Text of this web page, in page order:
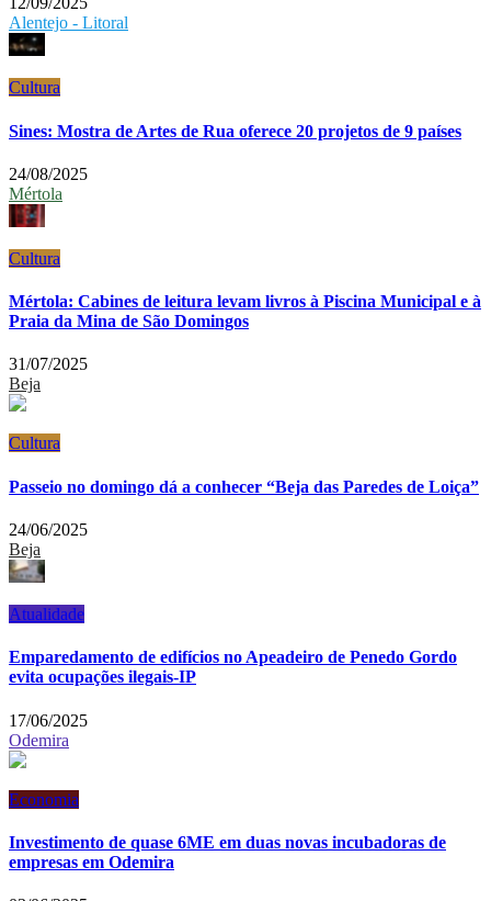
Alentejo - Litoral
Cultura
Sines: Mostra de Artes de Rua oferece 20 projetos de 9 países
24/08/2025
Mértola
Cultura
Mértola: Cabines de leitura levam livros à Piscina Municipal e à
Praia da Mina de São Domingos
31/07/2025
Beja
Cultura
Passeio no domingo dá a conhecer “Beja das Paredes de Loiça”
24/06/2025
Beja
Atualidade
Emparedamento de edifícios no Apeadeiro de Penedo Gordo
evita ocupações ilegais-IP
17/06/2025
Odemira
Economia
Investimento de quase 6ME em duas novas incubadoras de
empresas em Odemira